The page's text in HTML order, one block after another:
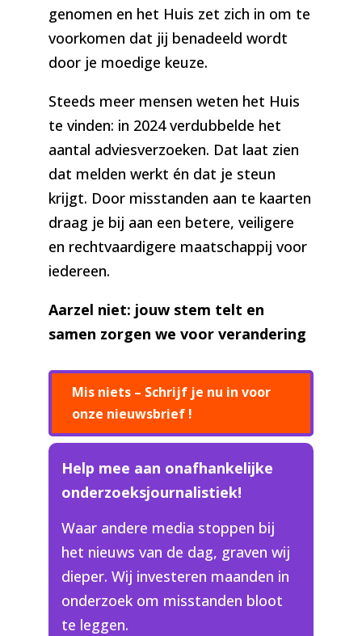
genomen en het Huis zet zich in om te
voorkomen dat jij benadeeld wordt
door je moedige keuze.
Steeds meer mensen weten het Huis
te vinden: in 2024 verdubbelde het
aantal adviesverzoeken. Dat laat zien
dat melden werkt én dat je steun
krijgt. Door misstanden aan te kaarten
draag je bij aan een betere, veiligere
en rechtvaardigere maatschappij voor
iedereen.
Aarzel niet: jouw stem telt en
samen zorgen we voor verandering
Mis niets – Schrijf je nu in voor
onze nieuwsbrief !
Help mee aan onafhankelijke
onderzoeksjournalistiek!
Waar andere media stoppen bij
het nieuws van de dag, graven wij
dieper. Wij investeren maanden in
onderzoek om misstanden bloot
te leggen.